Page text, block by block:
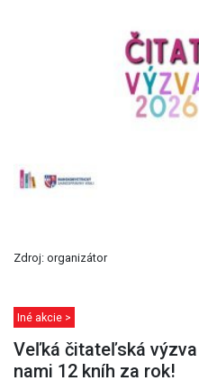
Zdroj: organizátor
Iné akcie >
Veľká čitateľská
nami 12 kníh za rok!